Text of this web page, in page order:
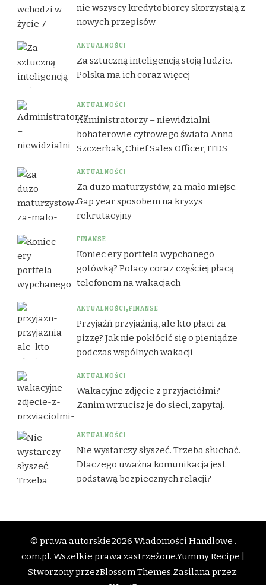
nie wszyscy kredytobiorcy skorzystają z
nowych przepisów
AKTUALNOŚCI
Za sztuczną inteligencją stoją ludzie.
Polska ma ich coraz więcej
AKTUALNOŚCI
Administratorzy – niewidzialni
bohaterowie cyfrowego świata Anna
Szczerbak, Chief Sales Officer, ITDS
AKTUALNOŚCI
Za dużo maturzystów, za mało miejsc.
Gap year sposobem na kryzys
rekrutacyjny
FINANSE
Koniec ery portfela wypchanego
gotówką? Polacy coraz częściej płacą
telefonem na wakacjach
AKTUALNOŚCI FINANSE
Przyjaźń przyjaźnią, ale kto płaci za
pizzę? Jak nie pokłócić się o pieniądze
podczas wspólnych wakacji
AKTUALNOŚCI
Wakacyjne zdjęcie z przyjaciółmi?
Zanim wrzucisz je do sieci, zapytaj.
AKTUALNOŚCI
Nie wystarczy słyszeć. Trzeba słuchać.
Dlaczego uważna komunikacja jest
podstawą bezpiecznych relacji?
© prawa autorskie2026 Wiadomości Handlowe .
com.pl. Wszelkie prawa zastrzeżone.Yummy Recipe |
Stworzony przezBlossom Themes.Zasilana przez: